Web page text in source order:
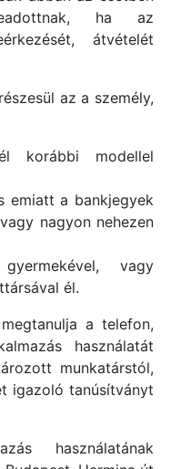
ha az
átvételét
az a személy,
korábbi modellel
emiatt a bankjegyek
nagyon nehezen
vagy
él.
a telefon,
használatát
munkatárstól,
igazoló tanúsítványt
használatának